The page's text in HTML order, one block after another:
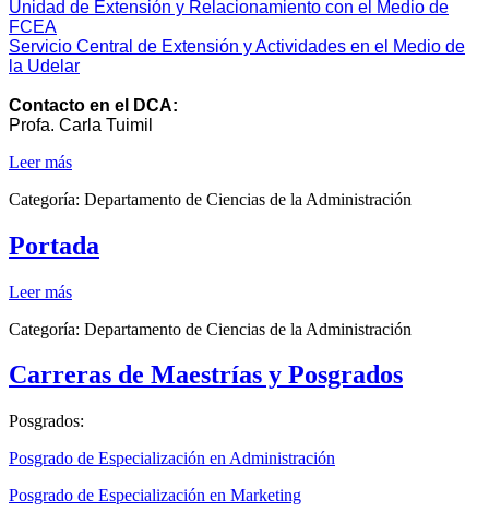
Unidad de Extensión y Relacionamiento con el Medio de
FCEA
Servicio Central de Extensión y Actividades en el Medio de
la Udelar
Contacto en el DCA:
Profa. Carla Tuimil
Leer más
Categoría: Departamento de Ciencias de la Administración
Portada
Leer más
Categoría: Departamento de Ciencias de la Administración
Carreras de Maestrías y Posgrados
Posgrados:
Posgrado de Especialización en Administración
Posgrado de Especialización en Marketing